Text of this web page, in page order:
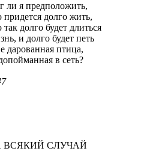
ли я предположить,
придется долго жить,
так долго будет длиться
и долго будет петь
дарованная птица,
в сеть?
ВСЯКИЙ СЛУЧАЙ